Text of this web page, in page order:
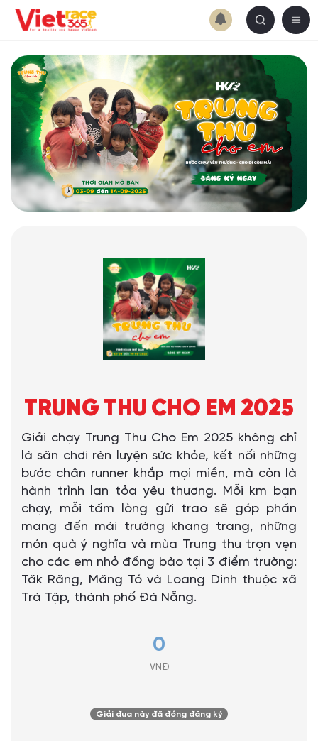
TRUNG THU CHO EM 2025
Giải chạy Trung Thu Cho Em 2025 không chỉ
là sân chơi rèn luyện sức khỏe, kết nối những
bước chân runner khắp mọi miền, mà còn là
hành trình lan tỏa yêu thương. Mỗi km bạn
chạy, mỗi tấm lòng gửi trao sẽ góp phần
mang đến mái trường khang trang, những
món quà ý nghĩa và mùa Trung thu trọn vẹn
cho các em nhỏ đồng bào tại 3 điểm trường:
Tăk Răng, Măng Tó và Loang Dinh thuộc xã
Trà Tập, thành phố Đà Nẵng.
0
VNĐ
Giải đua này đã đóng đăng ký